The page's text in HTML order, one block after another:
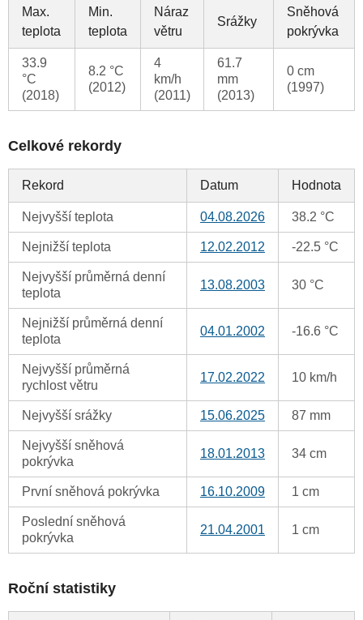
Max.
teplota
Min.
teplota
Náraz
větru
Srážky
Sněhová
pokrývka
33.9
°C
(2018)
8.2 °C
(2012)
4
km/h
(2011)
61.7
mm
(2013)
0 cm
(1997)
Celkové rekordy
Rekord Datum Hodnota
Nejvyšší teplota 04.08.2026 38.2 °C
Nejnižší teplota 12.02.2012 -22.5 °C
Nejvyšší průměrná denní
teplota
13.08.2003 30 °C
Nejnižší průměrná denní
teplota
04.01.2002 -16.6 °C
Nejvyšší průměrná
rychlost větru
17.02.2022 10 km/h
Nejvyšší srážky 15.06.2025 87 mm
Nejvyšší sněhová
pokrývka
18.01.2013 34 cm
První sněhová pokrývka 16.10.2009 1 cm
Poslední sněhová
pokrývka
21.04.2001 1 cm
Roční statistiky